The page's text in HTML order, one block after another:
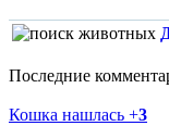
Последние
Кошка нашлась +3